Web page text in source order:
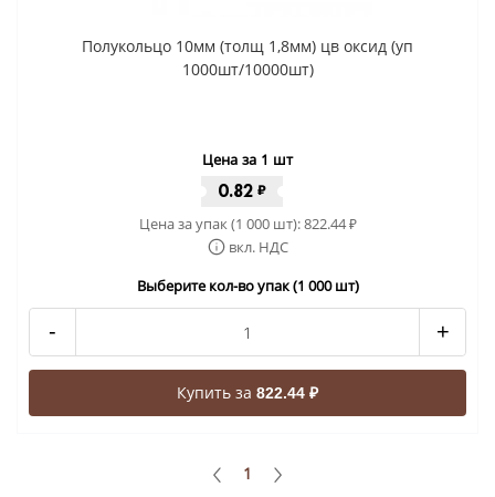
Полукольцо 10мм (толщ 1,8мм) цв оксид (уп
1000шт/10000шт)
Цена за 1 шт
0.82 ₽
Цена за упак (1 000 шт):822.44₽
вкл. НДС
Выберите кол-во упак (1 000 шт)
- +
Купить за 822.44 ₽
1